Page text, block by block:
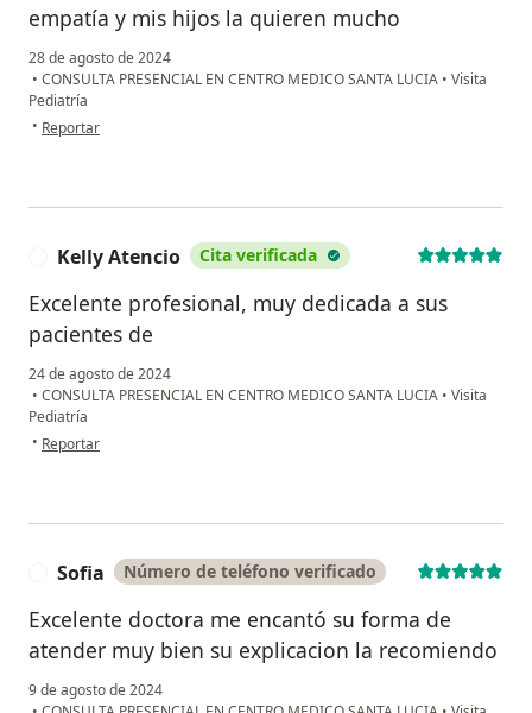
empatía y mis hijos la quieren mucho
28 de agosto de 2024
• CONSULTA PRESENCIAL EN CENTRO MEDICO SANTA LUCIA • Visita
Pediatría
• en opinión del usuario Elena Sofía Gómez Hernandez
Reportar
Kelly Atencio Cita verificada
Excelente profesional, muy dedicada a sus
pacientes de
24 de agosto de 2024
• CONSULTA PRESENCIAL EN CENTRO MEDICO SANTA LUCIA • Visita
Pediatría
• en opinión del usuario Kelly Atencio
Reportar
Sofia Número de teléfono verificado
Excelente doctora me encantó su forma de
atender muy bien su explicacion la recomiendo
9 de agosto de 2024